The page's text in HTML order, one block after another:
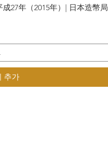
기27年（2015年）| 日本造幣
추가